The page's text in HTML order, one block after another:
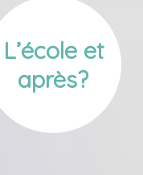
L’école et
après?